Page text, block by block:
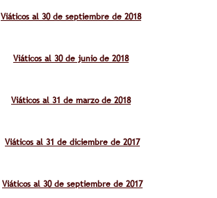
Viáticos al 30 de septiembre de 2018
Viáticos al 30 de junio de 2018
Viáticos al 31 de marzo de 2018
Viáticos al 31 de diciembre de 2017
Viáticos al 30 de septiembre de 2017